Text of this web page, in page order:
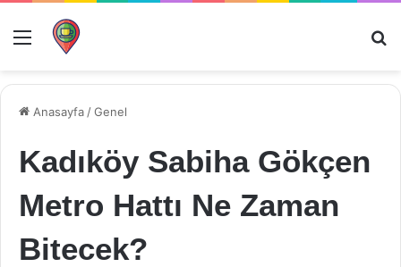
Menü
Anasayfa /Genel
Kadıköy Sabiha Gökçen
Metro Hattı Ne Zaman
Bitecek?